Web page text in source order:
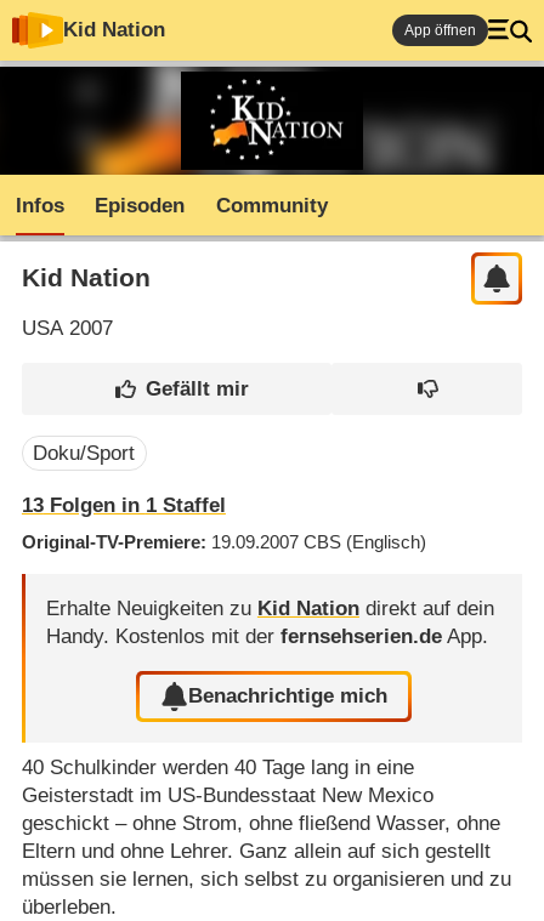
Kid Nation App öffnen
Infos Episoden Community
Kid Nation
USA2007
Doku/Sport
13Folgen in 1Staffel
Original-TV-Premiere 19.09.2007 CBS (Englisch)
Erhalte Neuigkeiten zu Kid Nationdirekt auf dein
Handy. Kostenlos mit der fernsehserien.deApp.
Benachrichtige mich
40 Schulkinder werden 40 Tage lang in eine
Geisterstadt im US-Bundesstaat New Mexico
geschickt – ohne Strom, ohne fließend Wasser, ohne
Eltern und ohne Lehrer. Ganz allein auf sich gestellt
müssen sie lernen, sich selbst zu organisieren und zu
überleben.